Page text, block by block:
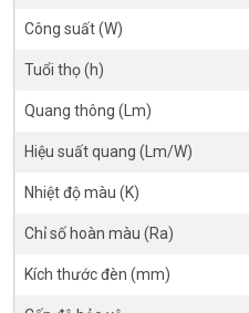
Công suất (W)
Tuổi thọ (h)
Quang thông (Lm)
Hiệu suất quang (Lm/W)
Nhiệt độ màu (K)
Chỉ số hoàn màu (Ra)
Kích thước đèn (mm)